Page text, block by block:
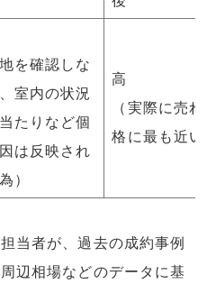
地を確認しな
室内の状況
たりなど個
は反映され
）
高
（実際に売
格に最も近い
当者が、過去の成約事例
辺相場などのデータに基